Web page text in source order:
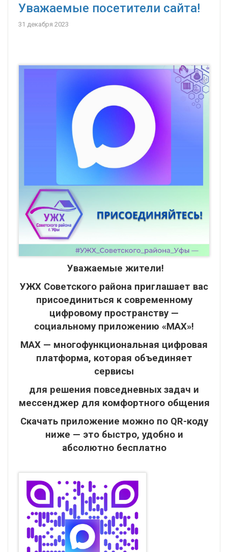
Уважаемые посетители сайта!
31 декабря 2023
Уважаемые жители!
УЖХ Советского района приглашает вас
присоединиться к современному
цифровому пространству —
социальному приложению «MAX»!
MAX — многофункциональная цифровая
платформа, которая объединяет
сервисы
для решения повседневных задач и
мессенджер для комфортного общения
Скачать приложение можно по QR-коду
ниже — это быстро, удобно и
абсолютно бесплатно